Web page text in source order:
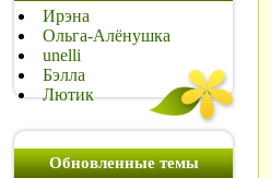
Ирэна
Ольга-Алёнушка
unelli
Бэлла
Лютик
Обновленные темы